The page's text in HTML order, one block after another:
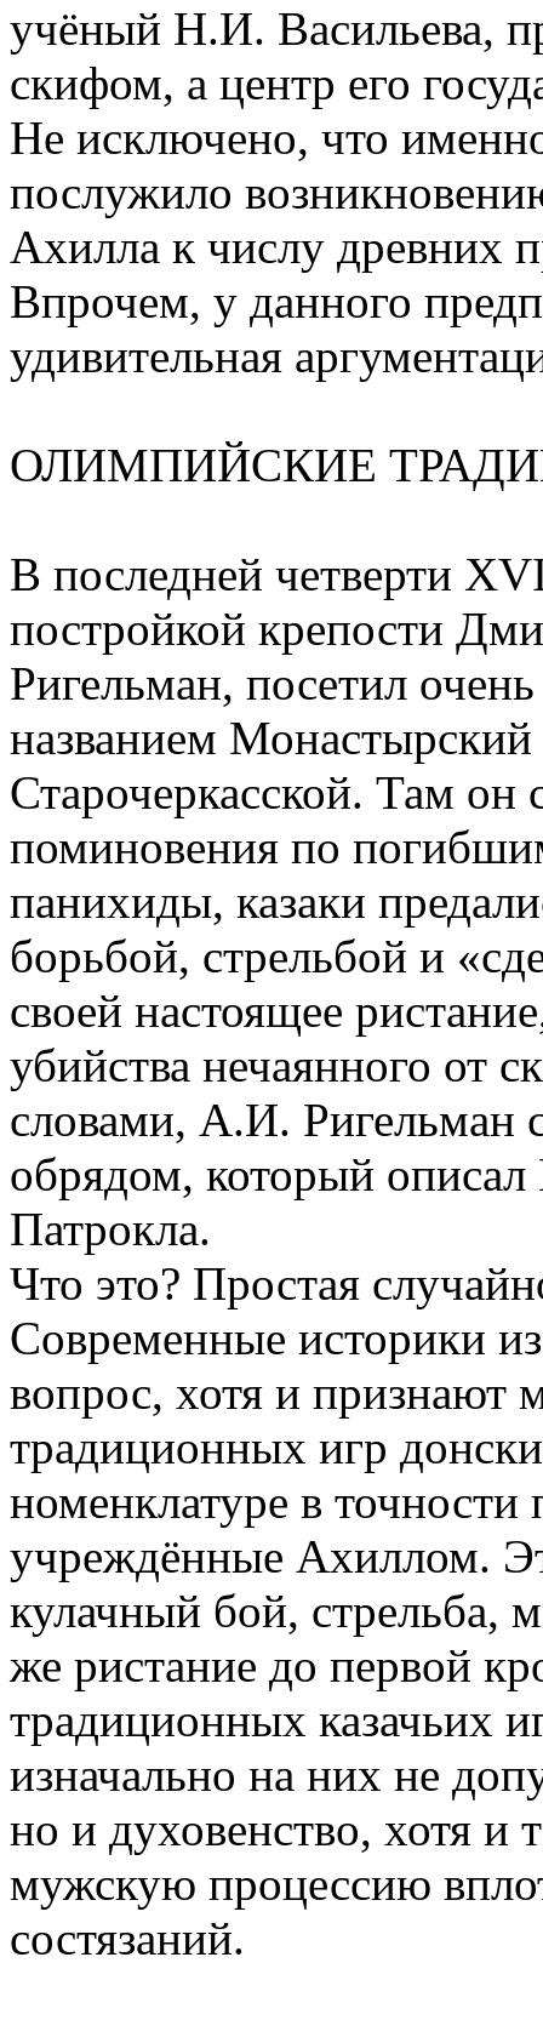
учёный Н.И. Васильева,
скифом, а центр его
Не исключено, что
послужило
Ахилла к числу древних
Впрочем, у данного
удивительная
ОЛИМПИЙСКИЕ
В последней четверти
постройкой крепости
Ригельман, посетил
названием
Старочеркасской. Там он
поминовения по
панихиды, казаки
борьбой, стрельбой и
своей настоящее
убийства нечаянного от
словами, А.И. Ригельман
обрядом, который
Патрокла.
Что это? Простая
Современные историки
вопрос, хотя и признают
традиционных игр
номенклатуре в
учреждённые Ахиллом.
кулачный бой, стрельба,
же ристание до первой
традиционных казачьих
изначально на них не
но и духовенство, хотя и
мужскую процессию
состязаний.